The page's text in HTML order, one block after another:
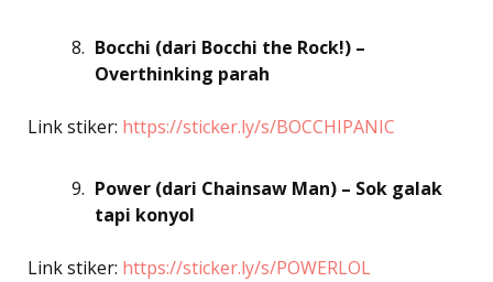
Bocchi (dari Bocchi the Rock!) –
Overthinking parah
Link stiker: https://sticker.ly/s/BOCCHIPANIC
Power (dari Chainsaw Man) – Sok galak
tapi konyol
Link stiker: https://sticker.ly/s/POWERLOL